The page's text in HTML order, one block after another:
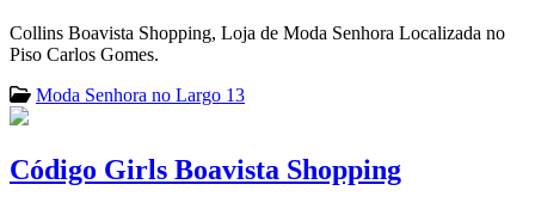
Collins Boavista Shopping, Loja de Moda Senhora Localizada no
Piso Carlos Gomes.
Moda Senhora no Largo 13
Código Girls Boavista Shopping